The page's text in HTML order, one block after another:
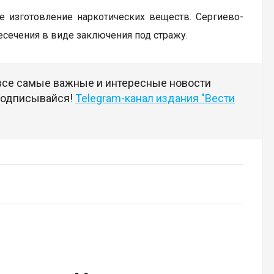
наркотических веществ. Сергиево-
в виде заключения под стражу.
самые важные и интересные новости
Telegram-канал издания "Вести